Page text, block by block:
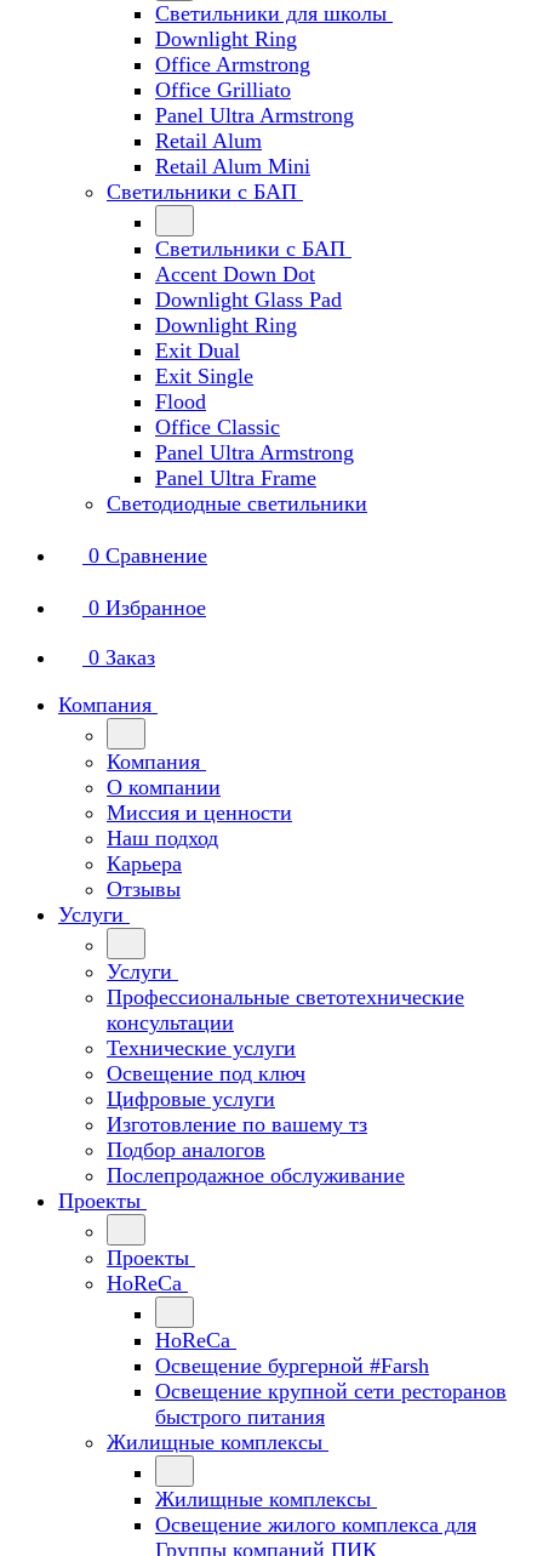
Светильники для школы
Downlight Ring
Office Armstrong
Office Grilliato
Panel Ultra Armstrong
Retail Alum
Retail Alum Mini
Светильники с БАП
Светильники с БАП
Accent Down Dot
Downlight Glass Pad
Downlight Ring
Exit Dual
Exit Single
Flood
Office Classic
Panel Ultra Armstrong
Panel Ultra Frame
Светодиодные светильники
0 Сравнение
0 Избранное
0 Заказ
Компания
Компания
О компании
Миссия и ценности
Наш подход
Карьера
Отзывы
Услуги
Услуги
Профессиональные светотехнические
консультации
Технические услуги
Освещение под ключ
Цифровые услуги
Изготовление по вашему тз
Подбор аналогов
Послепродажное обслуживание
Проекты
Проекты
HoReCa
HoReCa
Освещение бургерной #Farsh
Освещение крупной сети ресторанов
быстрого питания
Жилищные комплексы
Жилищные комплексы
Освещение жилого комплекса для
Группы компаний ПИК